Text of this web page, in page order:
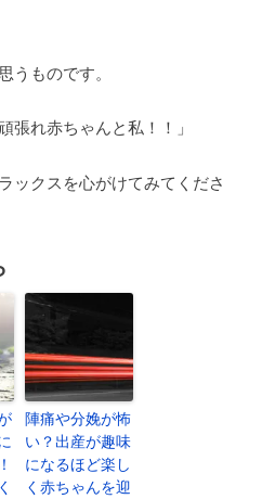
うものです。
張れ赤ちゃんと私！！」
ックスを心がけてみてくださ
陣痛や分娩が怖
い？出産が趣味
になるほど楽し
く赤ちゃんを迎